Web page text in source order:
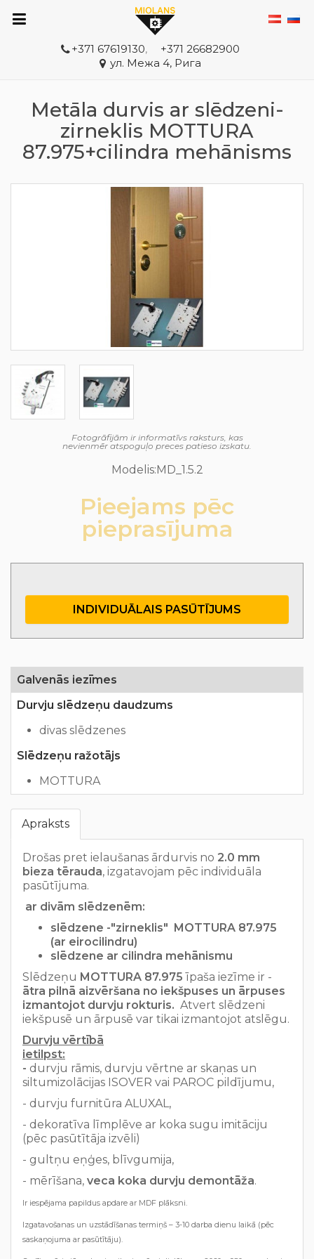
+371 67619130,
+371 26682900
ул. Межа 4, Рига
Metāla durvis ar slēdzeni-
zirneklis MOTTURA
87.975+cilindra mehānisms
Fotogrāfijām ir informatīvs raksturs, kas
nevienmēr atspoguļo preces patieso izskatu.
Modelis:MD_1.5.2
Pieejams pēc
pieprasījuma
INDIVIDUĀLAIS PASŪTĪJUMS
Galvenās iezīmes
Durvju slēdzeņu daudzums
divas slēdzenes
Slēdzeņu ražotājs
MOTTURA
Apraksts
Drošas pret ielaušanas ārdurvis no 2.0 mm
bieza tērauda, izgatavojam pēc individuāla
pasūtījuma.
ar divām slēdzenēm:
slēdzene -"zirneklis" MOTTURA 87.975
(ar eirocilindru)
slēdzene ar cilindra mehānismu
Slēdzeņu MOTTURA 87.975 īpaša iezīme ir -
ātra pilnā aizvēršana no iekšpuses un ārpuses
izmantojot durvju rokturis. Atvert slēdzeni
iekšpusē un ārpusē var tikai izmantojot atslēgu.
Durvju vērtībā
ietilpst:
- durvju rāmis, durvju vērtne ar skaņas un
siltumizolācijas ISOVER vai PAROC pildījumu,
- durvju furnitūra ALUXAL,
- dekoratīva līmplēve ar koka sugu imitāciju
(pēc pasūtītāja izvēli)
- gultņu eņģes, blīvgumija,
- mērīšana, veca koka durvju demontāža.
Ir iespējama papildus apdare ar MDF plāksni.
Izgatavošanas un uzstādīšanas termiņš – 3-10 darba dienu laikā (pēc
saskaņojuma ar pasūtītāju).